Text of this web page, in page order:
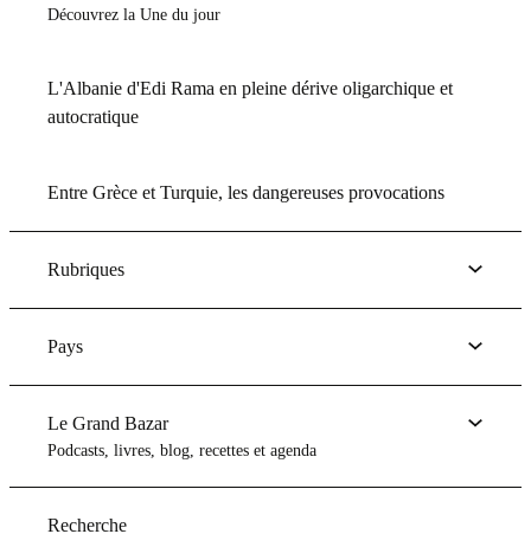
Découvrez la Une du jour
L'Albanie d'Edi Rama en pleine dérive oligarchique et
autocratique
Entre Grèce et Turquie, les dangereuses provocations
Rubriques
Pays
Le Grand Bazar
Podcasts, livres, blog, recettes et agenda
Recherche